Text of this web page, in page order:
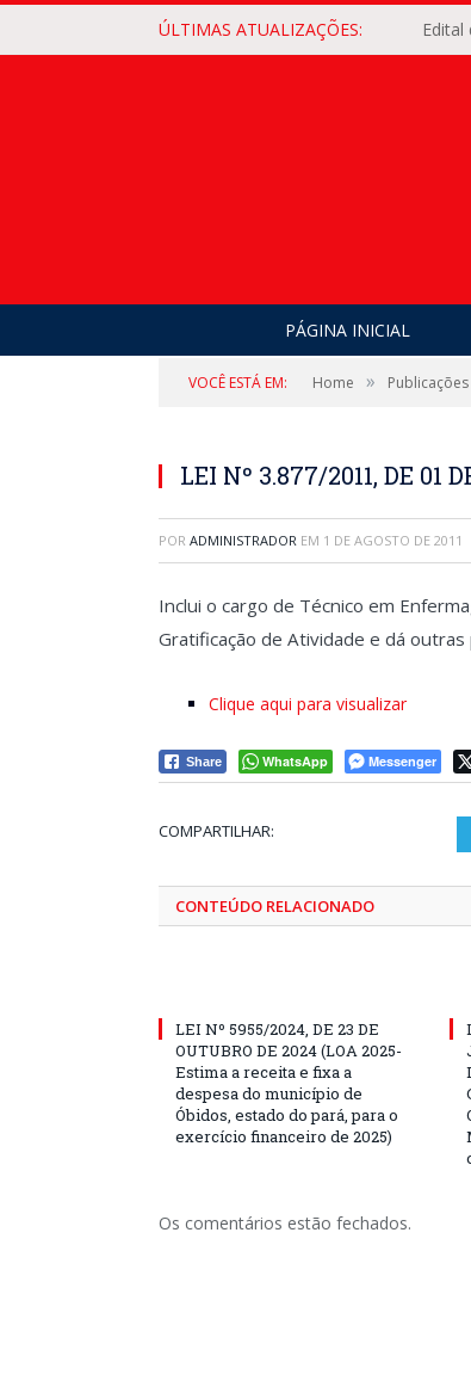
ÚLTIMAS ATUALIZAÇÕES: Edital
PÁGINA INICIAL
VOCÊ ESTÁ EM: Home »
LEI Nº 3.877/2011, DE 01
POR ADMINISTRADOR EM 1 DE AGOSTO DE 2011
Inclui o cargo de Técnico em
Gratificação de Atividade e dá outras
Clique aqui para visualizar
Share WhatsApp Messenger
COMPARTILHAR:
CONTEÚDO RELACIONADO
LEI Nº 5955/2024, DE 23 DE
OUTUBRO DE 2024 (LOA 2025-
Estima a receita e fixa a
despesa do município de
Óbidos, estado do pará, para o
exercício financeiro de 2025)
Os comentários estão fechados.